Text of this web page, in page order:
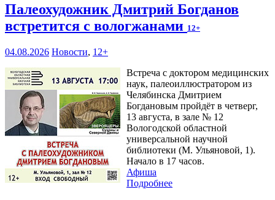
Палеохудожник Дмитрий Богданов
встретится с вологжанами 12+
04.08.2026 Новости, 12+
Встреча с доктором медицинских
наук, палеоиллюстратором из
Челябинска Дмитрием
Богдановым пройдёт в четверг,
13 августа, в зале № 12
Вологодской областной
универсальной научной
библиотеки (М. Ульяновой, 1).
Начало в 17 часов.
Афиша
Подробнее